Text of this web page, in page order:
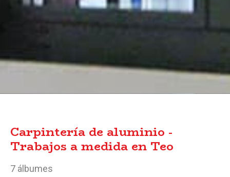
Carpintería de aluminio -
Trabajos a medida en Teo
7 álbumes